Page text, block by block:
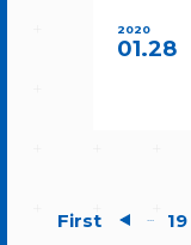
2020
01.28
First ... 19